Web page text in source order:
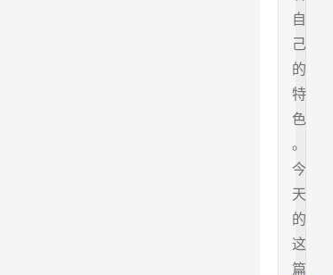
自
己
的
特
色
。
今
天
的
这
篇